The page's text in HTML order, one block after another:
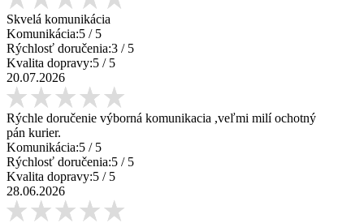
Skvelá komunikácia
Komunikácia:5 / 5
Rýchlosť doručenia:3 / 5
Kvalita dopravy:5 / 5
20.07.2026
Rýchle doručenie výborná komunikacia ,veľmi milí ochotný
pán kurier.
Komunikácia:5 / 5
Rýchlosť doručenia:5 / 5
Kvalita dopravy:5 / 5
28.06.2026